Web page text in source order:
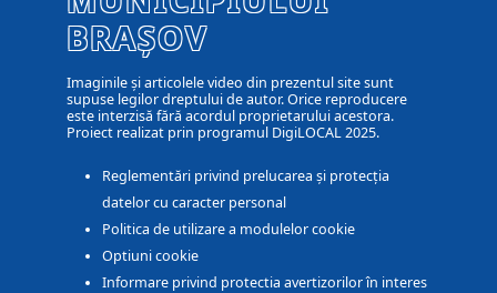
BRAȘOV
Imaginile și articolele video din prezentul site sunt
supuse legilor dreptului de autor. Orice reproducere
este interzisă fără acordul proprietarului acestora.
Proiect realizat prin programul DigiLOCAL 2025.
Reglementări privind prelucarea și protecția
datelor cu caracter personal
Politica de utilizare a modulelor cookie
Optiuni cookie
Informare privind protectia avertizorilor în interes